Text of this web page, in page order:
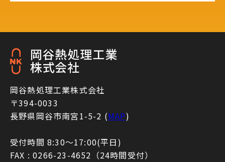
岡谷熱処理工業株式会社
〒394-0033
長野県岡谷市南宮1-5-2 (MAP)
受付時間 8:30〜17:00(平日)
FAX : 0266-23-4652（24時間受付）